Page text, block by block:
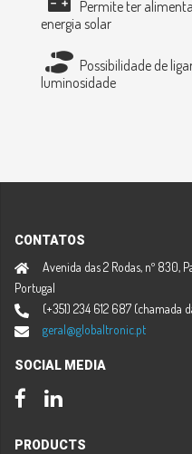
Permite ter
energia solar
Possibilidade de
luminosidade
CONTATOS
Avenida das 2 Rodas, nº 830,
Portugal
(+351) 234 612 687 (chamada
geral@globaltronic.pt
SOCIAL MEDIA
Facebook
PRODUCTS